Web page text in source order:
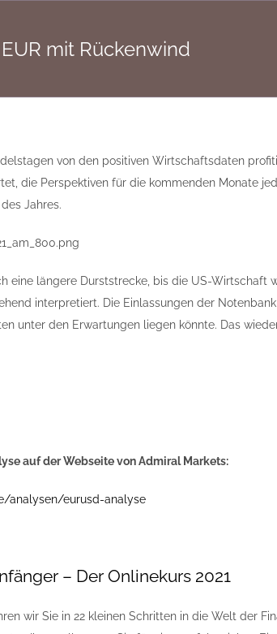
mit Rückenwind
von den positiven Wirtschaftsdaten
die Perspektiven für die kommenden Monate
Jahres.
eine längere Durststrecke, bis die US-
interpretiert. Die Einlassungen der
unter den Erwartungen liegen könnte. Das
auf der Webseite von Admiral Markets:
analysen/eurusd-analyse
– Der Onlinekurs 2021
wir Sie in 22 kleinen Schritten in die Welt der